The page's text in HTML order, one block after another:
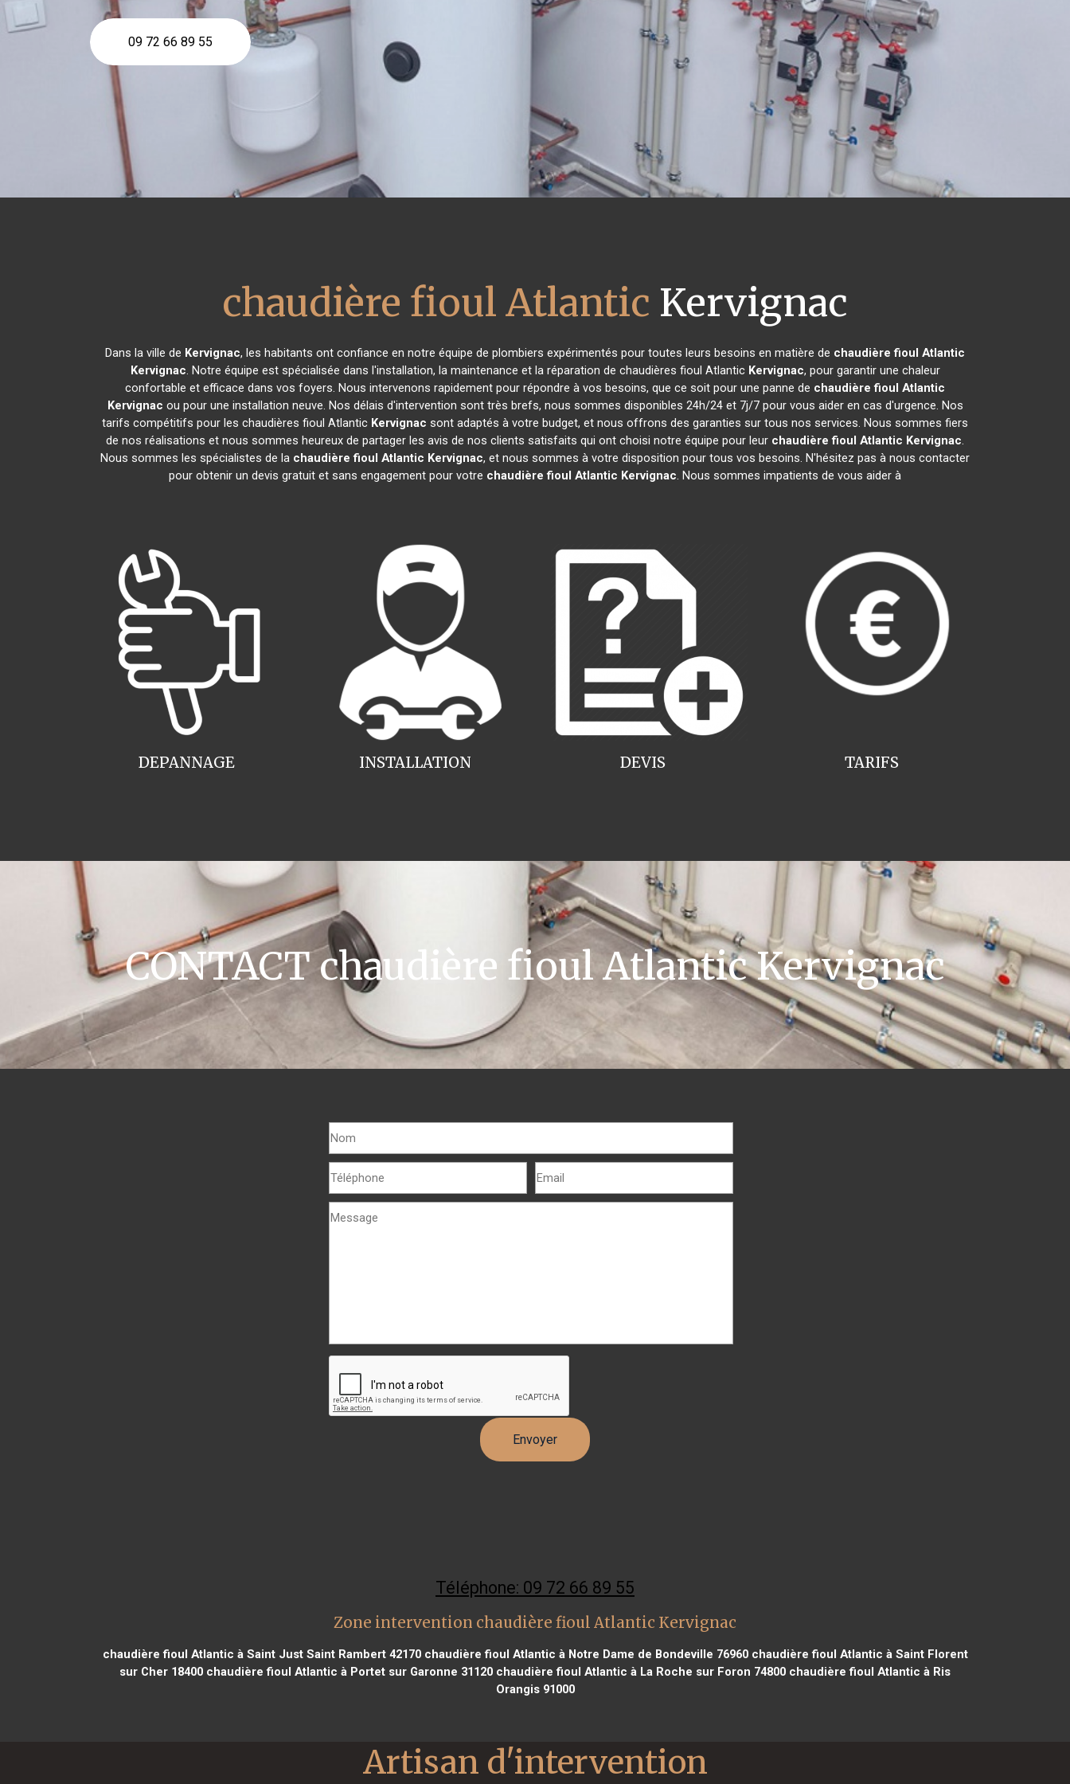
09 72 66 89 55
chaudière fioul Atlantic Kervignac
Dans la ville de Kervignac, les habitants ont confiance en notre équipe de plombiers expérimentés pour toutes leurs besoins en matière de chaudière fioul Atlantic
Kervignac. Notre équipe est spécialisée dans l'installation, la maintenance et la réparation de chaudières fioul Atlantic Kervignac, pour garantir une chaleur
confortable et efficace dans vos foyers. Nous intervenons rapidement pour répondre à vos besoins, que ce soit pour une panne de chaudière fioul Atlantic
Kervignac ou pour une installation neuve. Nos délais d'intervention sont très brefs, nous sommes disponibles 24h/24 et 7j/7 pour vous aider en cas d'urgence. Nos
tarifs compétitifs pour les chaudières fioul Atlantic Kervignac sont adaptés à votre budget, et nous offrons des garanties sur tous nos services. Nous sommes fiers
de nos réalisations et nous sommes heureux de partager les avis de nos clients satisfaits qui ont choisi notre équipe pour leur chaudière fioul Atlantic Kervignac.
Nous sommes les spécialistes de la chaudière fioul Atlantic Kervignac, et nous sommes à votre disposition pour tous vos besoins. N'hésitez pas à nous contacter
pour obtenir un devis gratuit et sans engagement pour votre chaudière fioul Atlantic Kervignac. Nous sommes impatients de vous aider à
INSTALLATION
DEPANNAGE TARIFS
DEVIS
CONTACT chaudière fioul Atlantic Kervignac
Téléphone: 09 72 66 89 55
Zone intervention chaudière fioul Atlantic Kervignac
chaudière fioul Atlantic à Saint Just Saint Rambert 42170chaudière fioul Atlantic à Notre Dame de Bondeville 76960chaudière fioul Atlantic à Saint Florent
sur Cher 18400 chaudière fioul Atlantic à Portet sur Garonne 31120 chaudière fioul Atlantic à La Roche sur Foron 74800 chaudière fioul Atlantic à Ris
Orangis 91000
Artisan d'intervention